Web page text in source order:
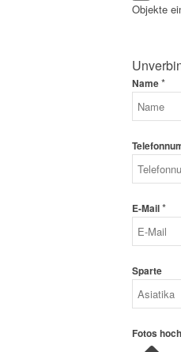
Objekte
Name*
E-Mail*
Sparte
Fotos